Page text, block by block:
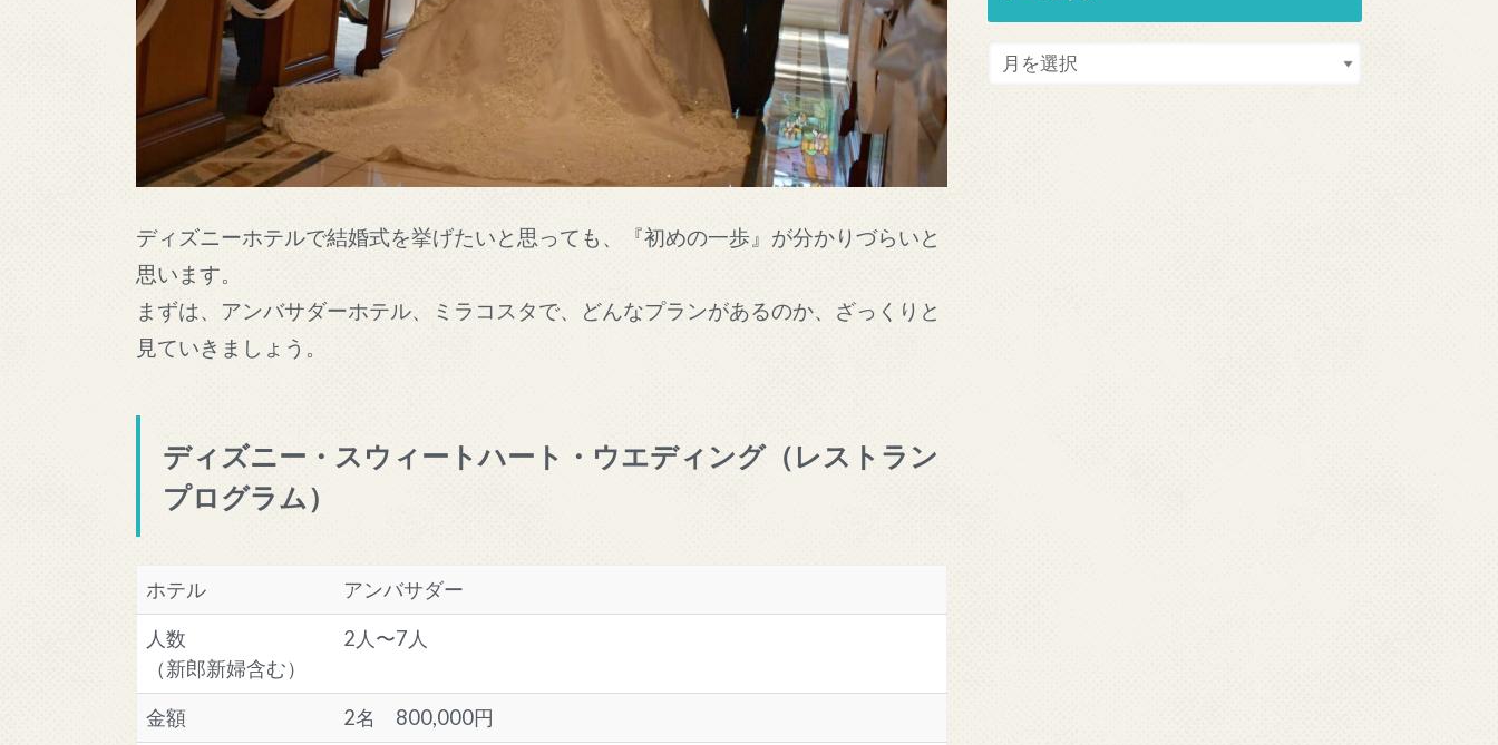
ディズニーホテルで結婚式を挙げたいと思っても、『初めの一歩』が分かりづらいと
思います。
まずは、アンバサダーホテル、ミラコスタで、どんなプランがあるのか、ざっくりと
見ていきましょう。
ディズニー・スウィートハート・ウエディング（レストラン
プログラム）
ホテル
アンバサダー
人数
（新郎新婦含む）
2人〜7人
金額
2名 800,000円